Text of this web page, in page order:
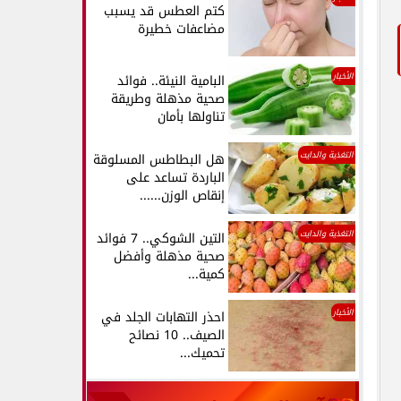
كتم العطس قد يسبب
مضاعفات خطيرة
الأخبار البامية النيئة.. فوائد
صحية مذهلة وطريقة
تناولها بأمان
التغذية والدايت هل البطاطس المسلوقة
الباردة تساعد على
إنقاص الوزن......
التغذية والدايت التين الشوكي.. 7 فوائد
صحية مذهلة وأفضل
كمية...
الأخبار احذر التهابات الجلد في
الصيف.. 10 نصائح
تحميك...